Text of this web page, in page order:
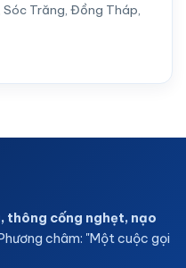
Sóc Trăng, Đồng Tháp,
thông cống nghẹt, nạo
châm: "Một cuộc gọi